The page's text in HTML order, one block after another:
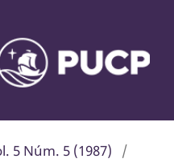
5 Núm. 5 (1987)
/